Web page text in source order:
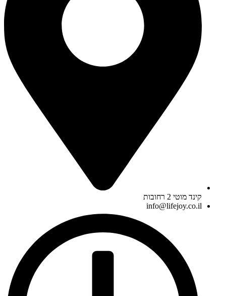
קינד מוטי 2 רחובות
info@lifejoy.co.il